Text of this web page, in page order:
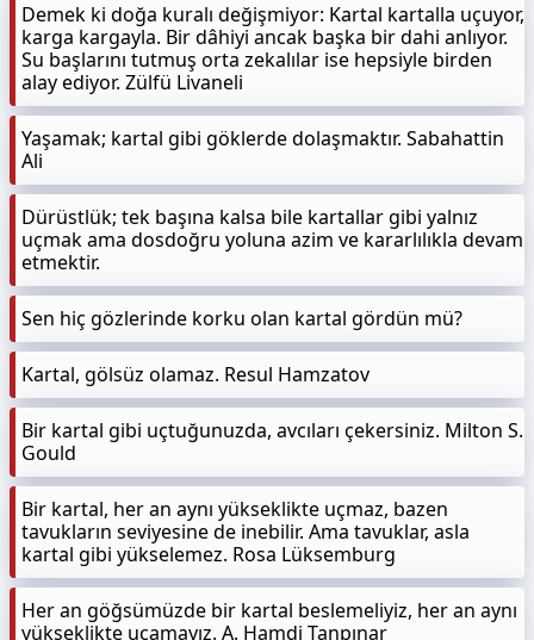
Demek ki doğa kuralı değişmiyor: Kartal kartalla uçuyor,
karga kargayla. Bir dâhiyi ancak başka bir dahi anlıyor.
Su başlarını tutmuş orta zekalılar ise hepsiyle birden
alay ediyor. Zülfü Livaneli
Yaşamak; kartal gibi göklerde dolaşmaktır. Sabahattin
Ali
Dürüstlük; tek başına kalsa bile kartallar gibi yalnız
uçmak ama dosdoğru yoluna azim ve kararlılıkla devam
etmektir.
Sen hiç gözlerinde korku olan kartal gördün mü?
Kartal, gölsüz olamaz. Resul Hamzatov
Bir kartal gibi uçtuğunuzda, avcıları çekersiniz. Milton S.
Gould
Bir kartal, her an aynı yükseklikte uçmaz, bazen
tavukların seviyesine de inebilir. Ama tavuklar, asla
kartal gibi yükselemez. Rosa Lüksemburg
Her an göğsümüzde bir kartal beslemeliyiz, her an aynı
yükseklikte uçamayız. A. Hamdi Tanpınar